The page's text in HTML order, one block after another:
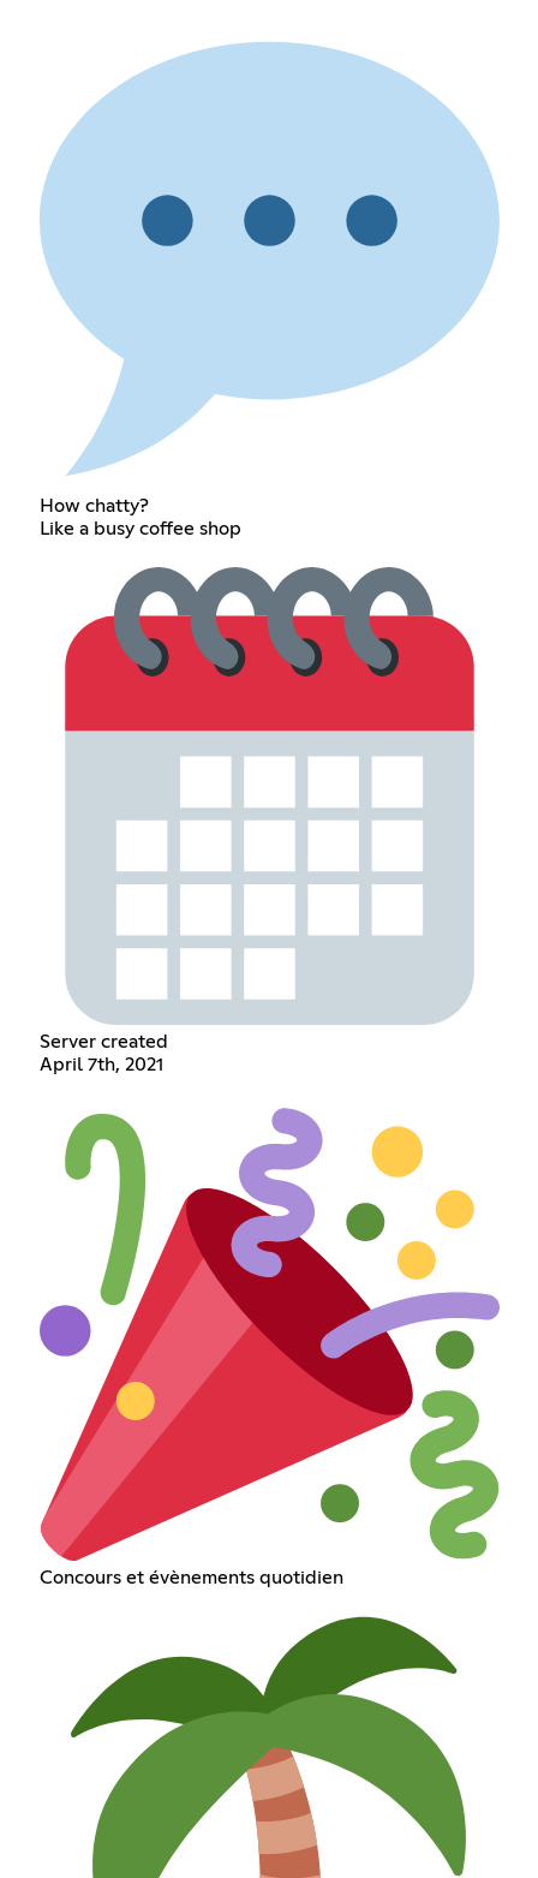
How chatty?
Like a busy coffee shop
Server created
April 7th, 2021
Concours et évènements quotidien